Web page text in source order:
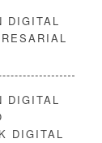
DIGITAL
DIGITAL
DIGITAL